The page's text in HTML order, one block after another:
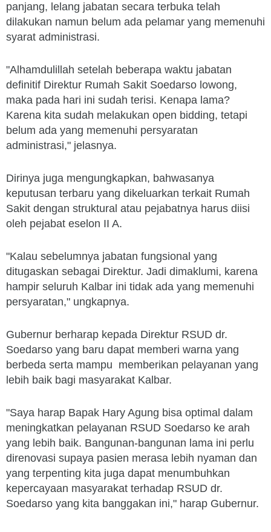
panjang, lelang jabatan secara terbuka telah
dilakukan namun belum ada pelamar yang memenuhi
syarat administrasi.
"Alhamdulillah setelah beberapa waktu jabatan
definitif Direktur Rumah Sakit Soedarso lowong,
maka pada hari ini sudah terisi. Kenapa lama?
Karena kita sudah melakukan open bidding, tetapi
belum ada yang memenuhi persyaratan
administrasi," jelasnya.
Dirinya juga mengungkapkan, bahwasanya
keputusan terbaru yang dikeluarkan terkait Rumah
Sakit dengan struktural atau pejabatnya harus diisi
oleh pejabat eselon II A.
"Kalau sebelumnya jabatan fungsional yang
ditugaskan sebagai Direktur. Jadi dimaklumi, karena
hampir seluruh Kalbar ini tidak ada yang memenuhi
persyaratan," ungkapnya.
Gubernur berharap kepada Direktur RSUD dr.
Soedarso yang baru dapat memberi warna yang
berbeda serta mampu memberikan pelayanan yang
lebih baik bagi masyarakat Kalbar.
"Saya harap Bapak Hary Agung bisa optimal dalam
meningkatkan pelayanan RSUD Soedarso ke arah
yang lebih baik. Bangunan-bangunan lama ini perlu
direnovasi supaya pasien merasa lebih nyaman dan
yang terpenting kita juga dapat menumbuhkan
kepercayaan masyarakat terhadap RSUD dr.
Soedarso yang kita banggakan ini," harap Gubernur.